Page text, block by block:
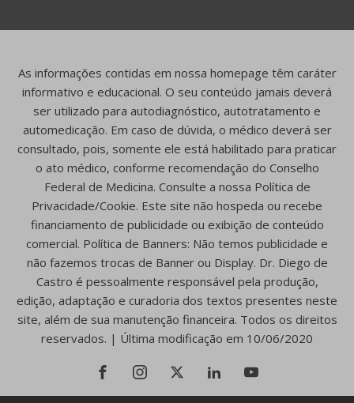
As informações contidas em nossa homepage têm caráter
informativo e educacional. O seu conteúdo jamais deverá
ser utilizado para autodiagnóstico, autotratamento e
automedicação. Em caso de dúvida, o médico deverá ser
consultado, pois, somente ele está habilitado para praticar
o ato médico, conforme recomendação do Conselho
Federal de Medicina. Consulte a nossa Política de
Privacidade/Cookie. Este site não hospeda ou recebe
financiamento de publicidade ou exibição de conteúdo
comercial. Política de Banners: Não temos publicidade e
não fazemos trocas de Banner ou Display. Dr. Diego de
Castro é pessoalmente responsável pela produção,
edição, adaptação e curadoria dos textos presentes neste
site, além de sua manutenção financeira. Todos os direitos
reservados. | Última modificação em 10/06/2020